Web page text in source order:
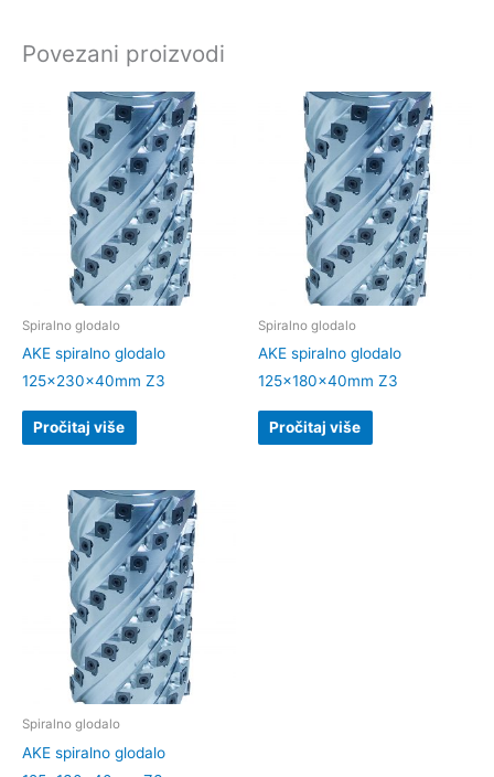
Povezani proizvodi
Spiralno glodalo
AKE spiralno glodalo
125x230x40mm Z3
Pročitaj više
Spiralno glodalo
AKE spiralno glodalo
125x180x40mm Z3
Pročitaj više
Spiralno glodalo
AKE spiralno glodalo